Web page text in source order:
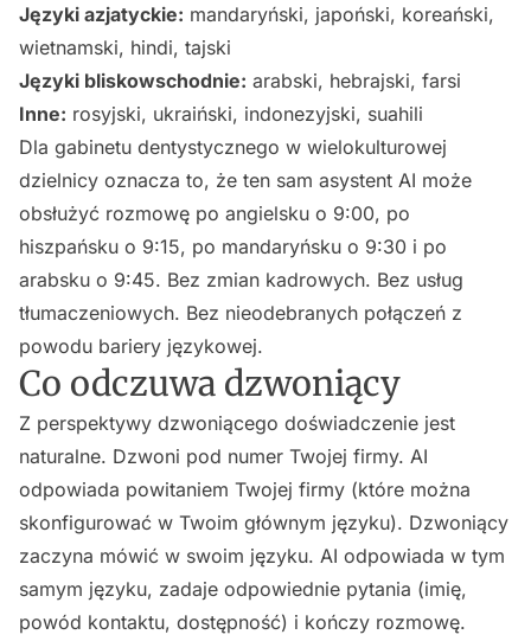
Języki azjatyckie: mandaryński, japoński, koreański,
wietnamski, hindi, tajski
Języki bliskowschodnie: arabski, hebrajski, farsi
Inne: rosyjski, ukraiński, indonezyjski, suahili
Dla gabinetu dentystycznego w wielokulturowej
dzielnicy oznacza to, że ten sam asystent AI może
obsłużyć rozmowę po angielsku o 9:00, po
hiszpańsku o 9:15, po mandaryńsku o 9:30 i po
arabsku o 9:45. Bez zmian kadrowych. Bez usług
tłumaczeniowych. Bez nieodebranych połączeń z
powodu bariery językowej.
Co odczuwa dzwoniący
Z perspektywy dzwoniącego doświadczenie jest
naturalne. Dzwoni pod numer Twojej firmy. AI
odpowiada powitaniem Twojej firmy (które można
skonfigurować w Twoim głównym języku). Dzwoniący
zaczyna mówić w swoim języku. AI odpowiada w tym
samym języku, zadaje odpowiednie pytania (imię,
powód kontaktu, dostępność) i kończy rozmowę.